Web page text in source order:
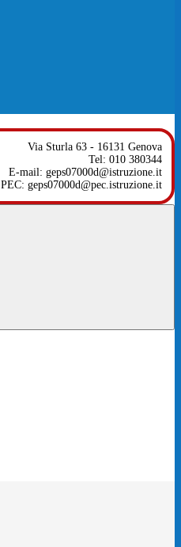
Via Sturla 63 - 16131 Genova
Tel: 010 380344
E-mail: geps07000d@istruzione.it
PEC: geps07000d@pec.istruzione.it